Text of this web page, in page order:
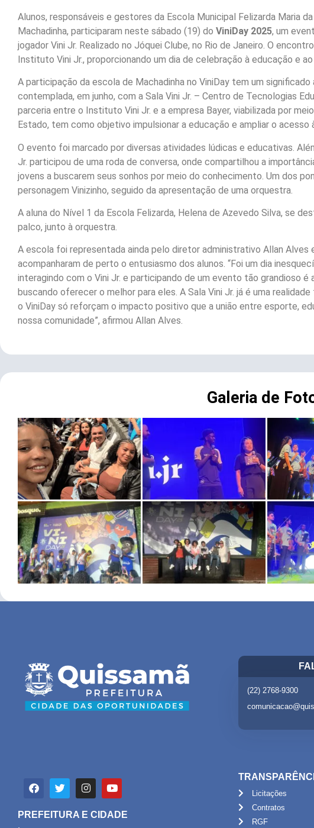
Alunos, responsáveis e gestores da Escola Municipal Felizarda Maria
Machadinha, participaram neste sábado (19) do ViniDay 2025, um
jogador Vini Jr. Realizado no Jóquei Clube, no Rio de Janeiro. O
Instituto Vini Jr., proporcionando um dia de celebração à educação e
A participação da escola de Machadinha no ViniDay tem um
contemplada, em junho, com a Sala Vini Jr. – Centro de Tecnologias
parceria entre o Instituto Vini Jr. e a empresa Bayer, viabilizada por
Estado, tem como objetivo impulsionar a educação e ampliar o acesso
O evento foi marcado por diversas atividades lúdicas e educativas.
Jr. participou de uma roda de conversa, onde compartilhou a
jovens a buscarem seus sonhos por meio do conhecimento. Um dos
personagem Vinizinho, seguido da apresentação de uma orquestra.
A aluna do Nível 1 da Escola Felizarda, Helena de Azevedo Silva, se
palco, junto à orquestra.
A escola foi representada ainda pelo diretor administrativo Allan Alves
acompanharam de perto o entusiasmo dos alunos. “Foi um dia
interagindo com o Vini Jr. e participando de um evento tão grandioso
buscando oferecer o melhor para eles. A Sala Vini Jr. já é uma
o ViniDay só reforçam o impacto positivo que a união entre esporte,
nossa comunidade”, afirmou Allan Alves.
Galeria de
(22) 2768-9300
PREFEITURA E CIDADE
Licitações
Contratos
RGF